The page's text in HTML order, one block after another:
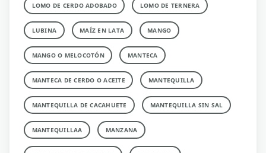
LOMO DE CERDO ADOBADO LOMO DE TERNERA
LUBINA MAÍZ EN LATA MANGO
MANGO O MELOCOTÓN MANTECA
MANTECA DE CERDO O ACEITE MANTEQUILLA
MANTEQUILLA DE CACAHUETE MANTEQUILLA SIN SAL
MANTEQUILLAA MANZANA